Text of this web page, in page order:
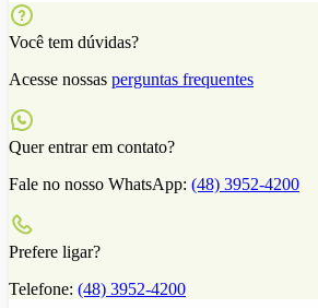
Você tem dúvidas?
Acesse nossas perguntas frequentes
Quer entrar em contato?
Fale no nosso WhatsApp: (48) 3952-4200
Prefere ligar?
Telefone: (48) 3952-4200